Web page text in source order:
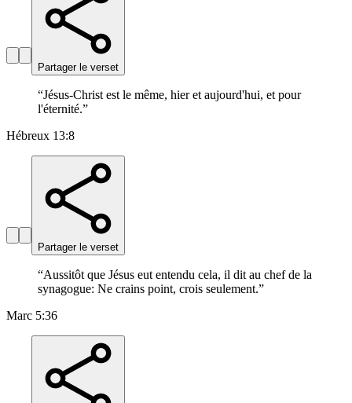
Partager le verset
“Jésus-Christ est le même, hier et aujourd'hui, et pour
l'éternité.”
Hébreux 13:8
Partager le verset
“Aussitôt que Jésus eut entendu cela, il dit au chef de la
synagogue: Ne crains point, crois seulement.”
Marc 5:36